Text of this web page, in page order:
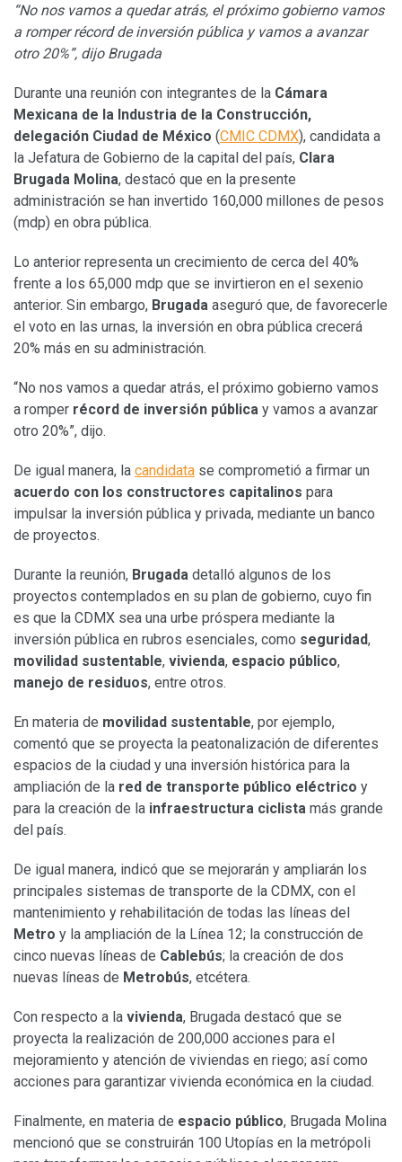
“No nos vamos a quedar atrás, el próximo gobierno vamos
a romper récord de inversión pública y vamos a avanzar
otro 20%”, dijo Brugada
Durante una reunión con integrantes de la Cámara
Mexicana de la Industria de la Construcción,
delegación Ciudad de México (CMIC CDMX), candidata a
la Jefatura de Gobierno de la capital del país, Clara
Brugada Molina, destacó que en la presente
administración se han invertido 160,000 millones de pesos
(mdp) en obra pública.
Lo anterior representa un crecimiento de cerca del 40%
frente a los 65,000 mdp que se invirtieron en el sexenio
anterior. Sin embargo, Brugada aseguró que, de favorecerle
el voto en las urnas, la inversión en obra pública crecerá
20% más en su administración.
“No nos vamos a quedar atrás, el próximo gobierno vamos
a romper récord de inversión pública y vamos a avanzar
otro 20%”, dijo.
De igual manera, la candidata se comprometió a firmar un
acuerdo con los constructores capitalinos para
impulsar la inversión pública y privada, mediante un banco
de proyectos.
Durante la reunión, Brugada detalló algunos de los
proyectos contemplados en su plan de gobierno, cuyo fin
es que la CDMX sea una urbe próspera mediante la
inversión pública en rubros esenciales, como seguridad,
movilidad sustentable, vivienda, espacio público,
manejo de residuos, entre otros.
En materia de movilidad sustentable, por ejemplo,
comentó que se proyecta la peatonalización de diferentes
espacios de la ciudad y una inversión histórica para la
ampliación de la red de transporte público eléctrico y
para la creación de la infraestructura ciclista más grande
del país.
De igual manera, indicó que se mejorarán y ampliarán los
principales sistemas de transporte de la CDMX, con el
mantenimiento y rehabilitación de todas las líneas del
Metro y la ampliación de la Línea 12; la construcción de
cinco nuevas líneas de Cablebús; la creación de dos
nuevas líneas de Metrobús, etcétera.
Con respecto a la vivienda, Brugada destacó que se
proyecta la realización de 200,000 acciones para el
mejoramiento y atención de viviendas en riego; así como
acciones para garantizar vivienda económica en la ciudad.
Finalmente, en materia de espacio público, Brugada Molina
mencionó que se construirán 100 Utopías en la metrópoli